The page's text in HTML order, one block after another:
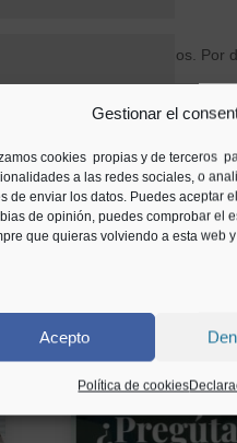
Gestionar el
cookies propias y de terceros
a las redes sociales, o
de enviar los datos. Puedes aceptar
de opinión, puedes comprobar el
que quieras volviendo a esta web
Acepto
Política de cookies
límite continúa en 14 años.
que recopilen datos
privacidad debe estar escrito
activa de las
las empresas es uno de los
organizaciones que tratan datos.
medidas que aseguren
que el Reglamento
protección de datos entiende
puede causar daños
la próxima vez que comente.